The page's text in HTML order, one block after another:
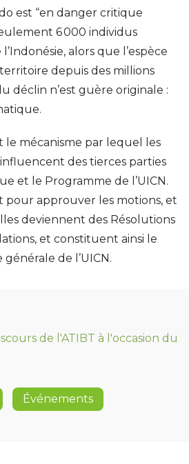
est “en danger critique
6 000 individus
alors que l’espèce
depuis des millions
déclin n’est guère originale :
le mécanisme par lequel les
influencent des tierces parties
et le Programme de l’UICN.
pour approuver les motions, et
deviennent des Résolutions
et constituent ainsi le
de l’UICN.
de l'ATIBT à l'occasion du
Événements